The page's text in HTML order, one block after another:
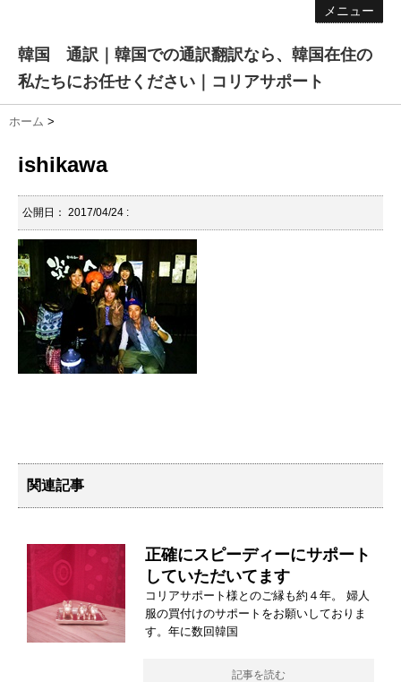
メニュー
韓国 通訳｜韓国での通訳翻訳なら、韓国在住の
私たちにお任せください｜コリアサポート
ホーム >
ishikawa
公開日： 2017/04/24 :
関連記事
正確にスピーディーにサポート
していただいてます
コリアサポート様とのご縁も約４年。 婦人
服の買付けのサポートをお願いしておりま
す。年に数回韓国
記事を読む